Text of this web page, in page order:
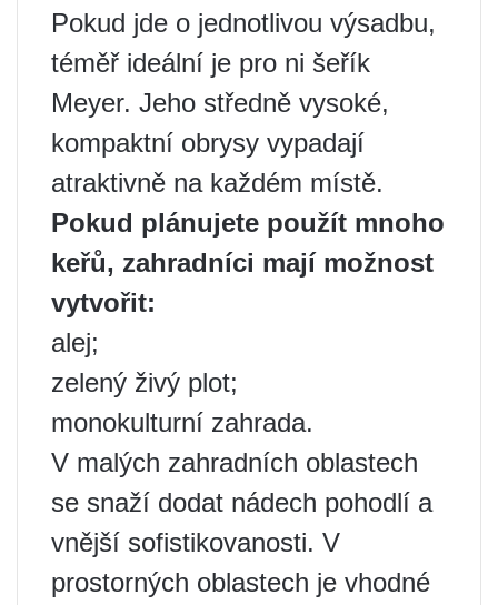
Pokud jde o jednotlivou výsadbu,
téměř ideální je pro ni šeřík
Meyer. Jeho středně vysoké,
kompaktní obrysy vypadají
atraktivně na každém místě.
Pokud plánujete použít mnoho
keřů, zahradníci mají možnost
vytvořit:
alej;
zelený živý plot;
monokulturní zahrada.
V malých zahradních oblastech
se snaží dodat nádech pohodlí a
vnější sofistikovanosti. V
prostorných oblastech je vhodné